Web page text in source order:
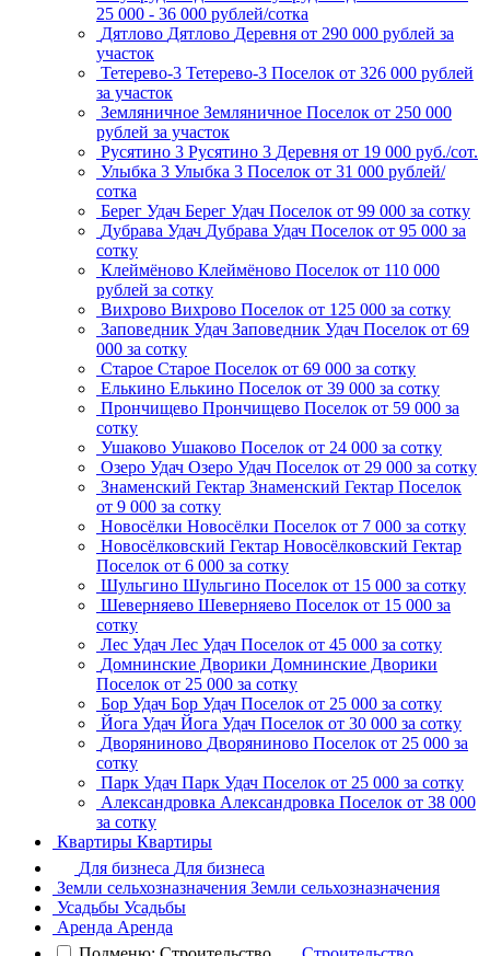
25 000 - 36 000 рублей/сотка
Дятлово Дятлово Деревня от 290 000 рублей за
участок
Тетерево-3 Тетерево-3 Поселок от 326 000 рублей
за участок
Земляничное Земляничное Поселок от 250 000
рублей за участок
Русятино 3 Русятино 3 Деревня от 19 000 руб./сот.
Улыбка 3 Улыбка 3 Поселок от 31 000 рублей/
сотка
Берег Удач Берег Удач Поселок от 99 000 за сотку
Дубрава Удач Дубрава Удач Поселок от 95 000 за
сотку
Клеймёново Клеймёново Поселок от 110 000
рублей за сотку
Вихрово Вихрово Поселок от 125 000 за сотку
Заповедник Удач Заповедник Удач Поселок от 69
000 за сотку
Старое Старое Поселок от 69 000 за сотку
Елькино Елькино Поселок от 39 000 за сотку
Прончищево Прончищево Поселок от 59 000 за
сотку
Ушаково Ушаково Поселок от 24 000 за сотку
Озеро Удач Озеро Удач Поселок от 29 000 за сотку
Знаменский Гектар Знаменский Гектар Поселок
от 9 000 за сотку
Новосёлки Новосёлки Поселок от 7 000 за сотку
Новосёлковский Гектар Новосёлковский Гектар
Поселок от 6 000 за сотку
Шульгино Шульгино Поселок от 15 000 за сотку
Шеверняево Шеверняево Поселок от 15 000 за
сотку
Лес Удач Лес Удач Поселок от 45 000 за сотку
Домнинские Дворики Домнинские Дворики
Поселок от 25 000 за сотку
Бор Удач Бор Удач Поселок от 25 000 за сотку
Йога Удач Йога Удач Поселок от 30 000 за сотку
Дворяниново Дворяниново Поселок от 25 000 за
сотку
Парк Удач Парк Удач Поселок от 25 000 за сотку
Александровка Александровка Поселок от 38 000
за сотку
Квартиры Квартиры
Для бизнеса Для бизнеса
Земли сельхозназначения Земли сельхозназначения
Усадьбы Усадьбы
Аренда Аренда